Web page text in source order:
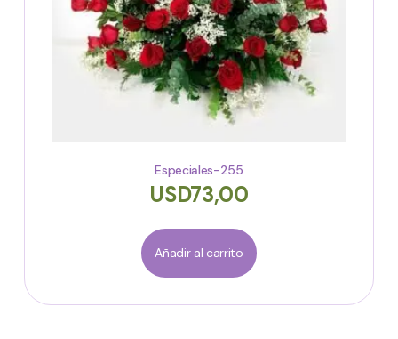
Especiales-255
USD73,00
Añadir al carrito